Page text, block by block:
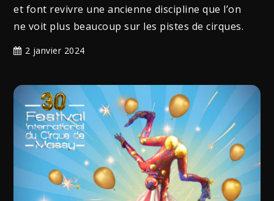
et font revivre une ancienne discipline que l’on
ne voit plus beaucoup sur les pistes de cirques.
2 janvier 2024